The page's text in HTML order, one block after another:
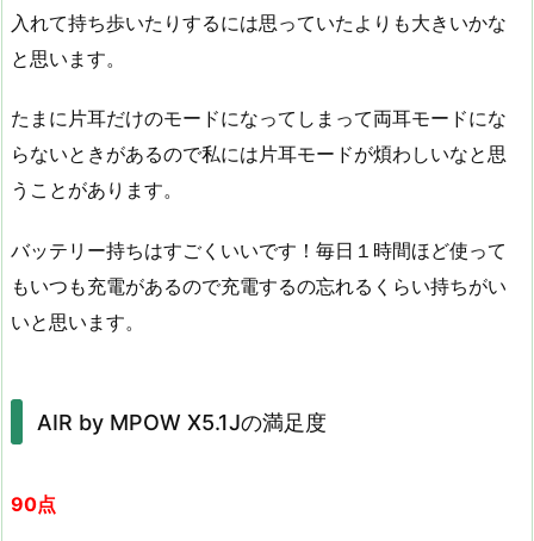
入れて持ち歩いたりするには思っていたよりも大きいかな
と思います。
たまに片耳だけのモードになってしまって両耳モードにな
らないときがあるので私には片耳モードが煩わしいなと思
うことがあります。
バッテリー持ちはすごくいいです！毎日１時間ほど使って
もいつも充電があるので充電するの忘れるくらい持ちがい
いと思います。
AIR by MPOW X5.1Jの満足度
90点